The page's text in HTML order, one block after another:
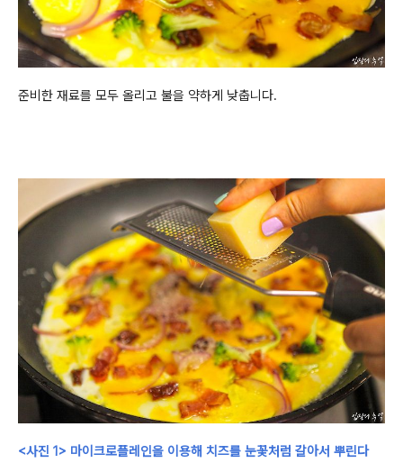
준비한 재료를 모두 올리고 불을 약하게 낮춥니다.
<사진 1> 마이크로플레인을 이용해 치즈를 눈꽃처럼 갈아서 뿌린다